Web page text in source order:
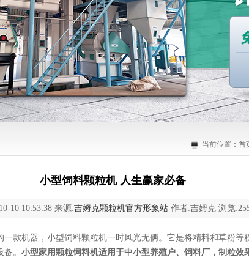
当前位置： 首
小型饲料颗粒机 人生赢家必备
10 10:53:38 来源:吉姆克颗粒机官方形象站 作者:吉姆克 浏览:
一款机器，小型饲料颗粒机一时风光无俩。它是将精料和草粉等
。 小型家用颗粒饲料机适用于中小型养殖户、饲料厂，制粒效